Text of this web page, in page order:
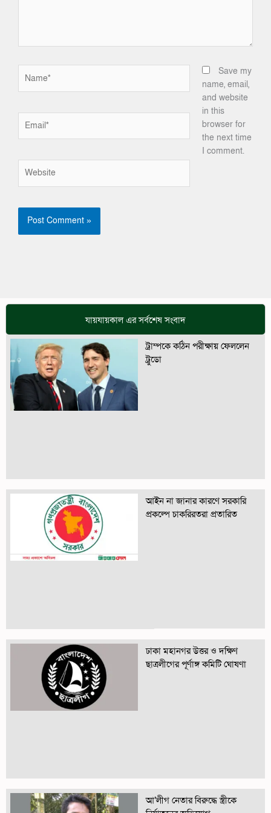
Save my
name, email,
and website
in this
browser for
the next time
I comment.
যায়যায়কাল এর সর্বশেষ সংবাদ
ট্রাম্পকে কঠিন পরীক্ষায় ফেললেন
ট্রুডো
আইন না জানার কারণে সরকারি
প্রকল্পে চাকরিরতরা প্রতারিত
ঢাকা মহানগর উত্তর ও দক্ষিণ
ছাত্রলীগের পূর্ণাঙ্গ কমিটি ঘোষণা
আ’লীগ নেতার বিরুদ্ধে স্ত্রীকে